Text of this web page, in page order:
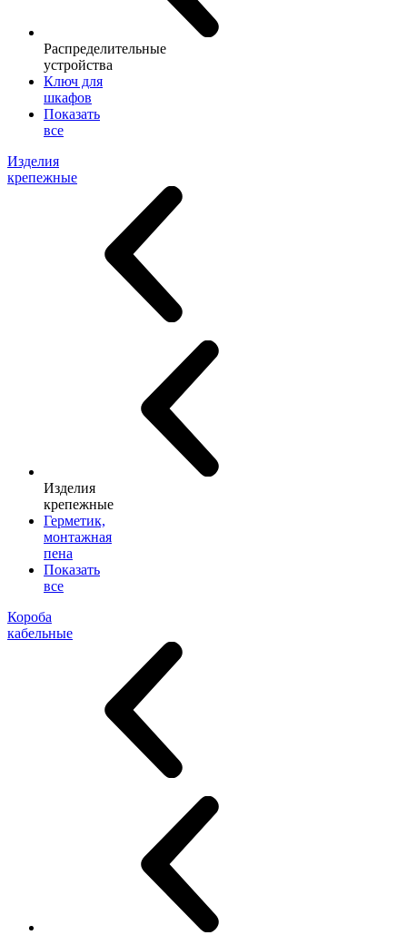
Распределительные
устройства
Ключ для
шкафов
Показать
все
Изделия
крепежные
Изделия
крепежные
Герметик,
монтажная
пена
Показать
все
Короба
кабельные